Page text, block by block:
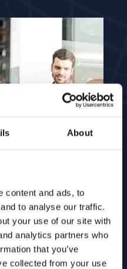
About
content and ads, to
to analyse our traffic.
your use of our site with
analytics partners who
that you’ve
collected from your use
fysieke
logische